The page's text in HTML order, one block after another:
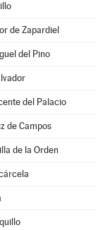
de Zapardiel
del Pino
del Palacio
de Campos
de la Orden